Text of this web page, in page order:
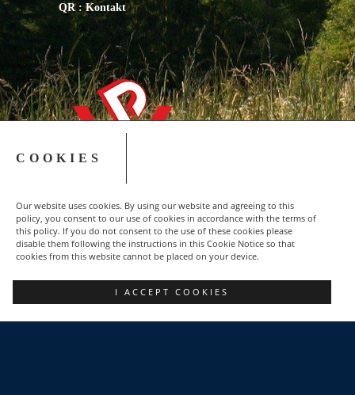
COOKIES
Our website uses cookies. By using our website and agreeing to this
policy, you consent to our use of cookies in accordance with the terms of
this policy. If you do not consent to the use of these cookies please
disable them following the instructions in this Cookie Notice so that
cookies from this website cannot be placed on your device.
I ACCEPT COOKIES
QR : Kontakt
Copyright © 2015-2023 NSZZ Solidarność - Region
Podbeskidzie